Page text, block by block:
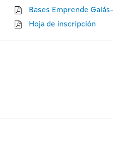
Bases Emprende
Hoja de inscripción